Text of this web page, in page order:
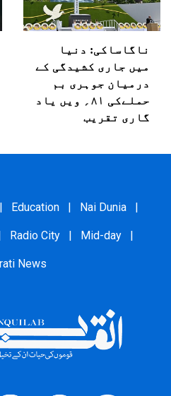
ناگاساکی: دنیا
میں جاری کشیدگی کے
درمیان جوہری بم
حملےکی ۸۱؍ ویں یاد
گاری تقریب
| Education | Nai Dunia |
Radio City | Mid-day |
News